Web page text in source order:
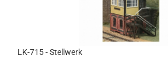
LK-715 - Stellwerk